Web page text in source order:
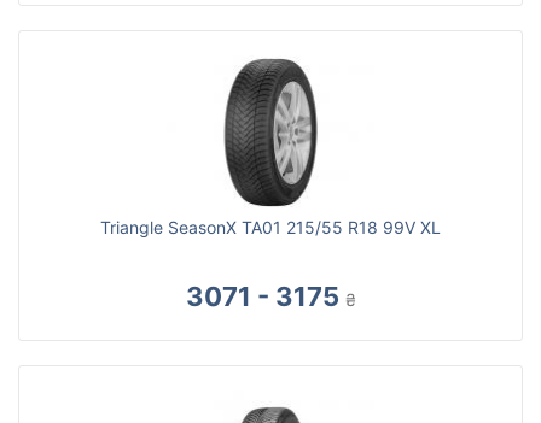
Triangle SeasonX TA01 215/55 R18 99V XL
3071 - 3175 ₴